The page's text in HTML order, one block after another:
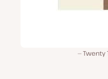
Twenty